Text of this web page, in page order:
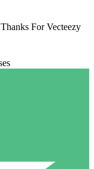
For Vecteezy